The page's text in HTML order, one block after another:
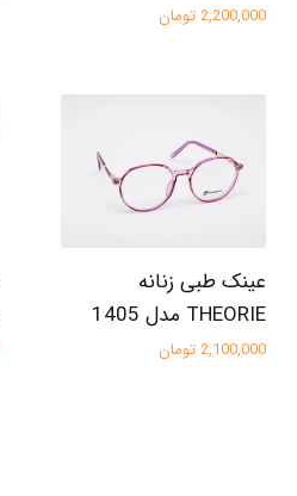
2,200,000 تومان
عینک طبی زنانه
THEORIE مدل 1405
2,100,000 تومان